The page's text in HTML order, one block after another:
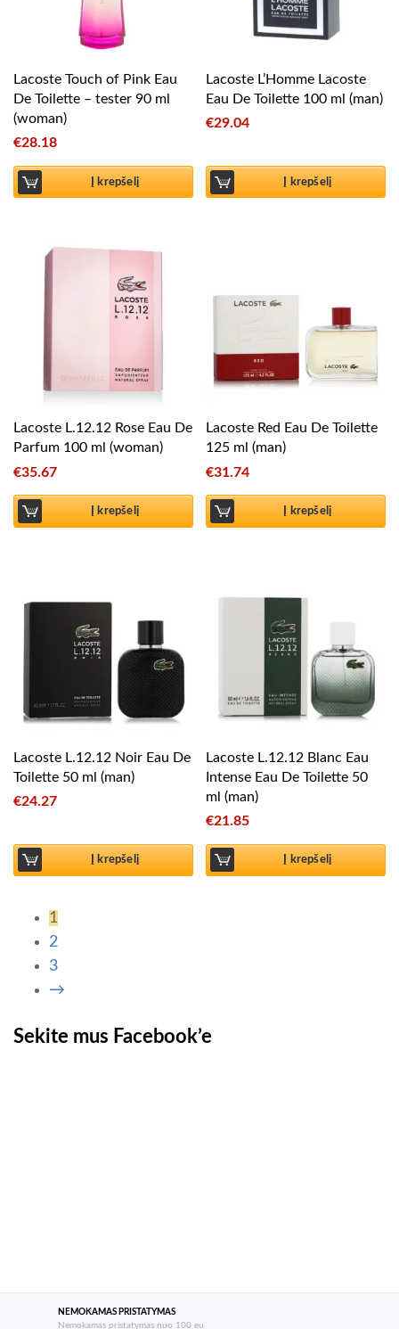
Lacoste Touch of Pink Eau
De Toilette – tester 90 ml
(woman)
€28.18
Į krepšelį
Lacoste L’Homme Lacoste
Eau De Toilette 100 ml (man)
€29.04
Į krepšelį
Lacoste L.12.12 Rose Eau De
Parfum 100 ml (woman)
€35.67
Į krepšelį
Lacoste Red Eau De Toilette
125 ml (man)
€31.74
Į krepšelį
Lacoste L.12.12 Noir Eau De
Toilette 50 ml (man)
€24.27
Į krepšelį
Lacoste L.12.12 Blanc Eau
Intense Eau De Toilette 50
ml (man)
€21.85
Į krepšelį
1
2
3
→
Sekite mus Facebook’e
NEMOKAMAS PRISTATYMAS
Nemokamas pristatymas nuo 100 eu.